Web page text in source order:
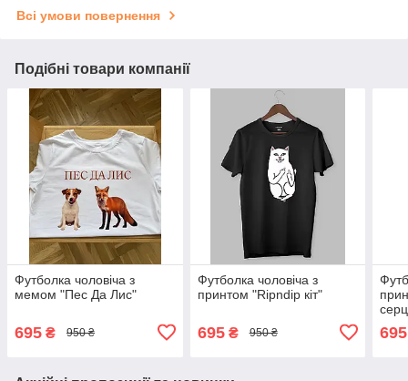
Всі умови повернення
Подібні товари компанії
Футболка чоловіча з
мемом "Пес Да Лис"
695 ₴ 950 ₴
Футболка чоловіча з
принтом "Ripndip кіт"
695₴ 950 ₴ 695